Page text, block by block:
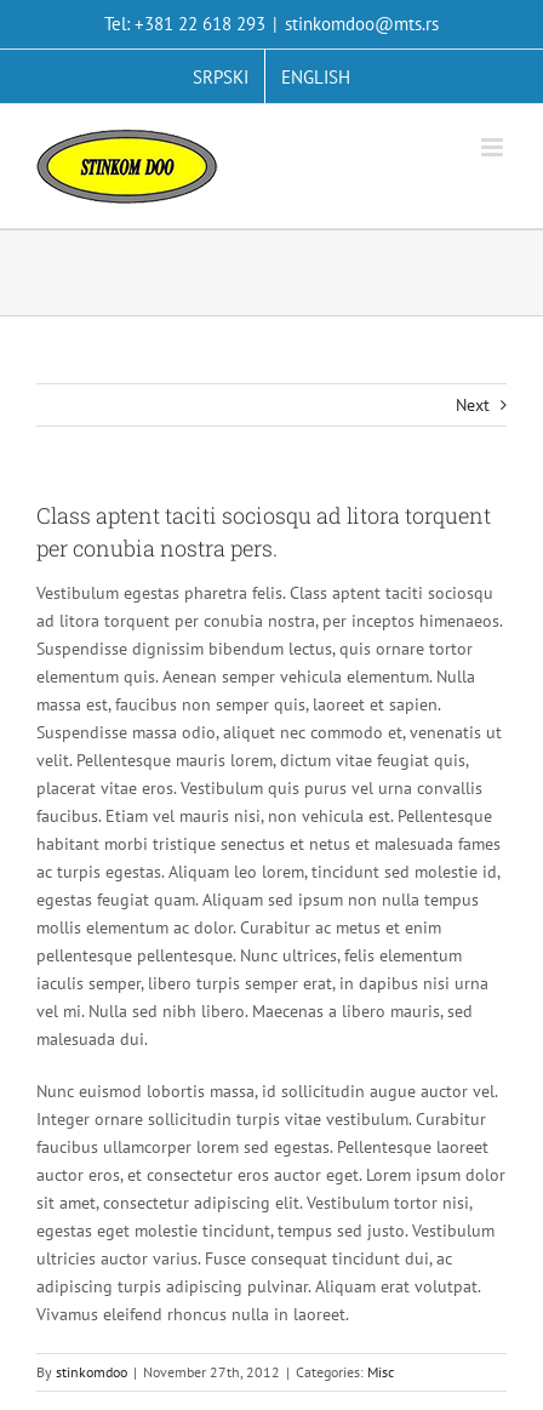
Tel: +381 22 618 293 | stinkomdoo@mts.rs
SRPSKI ENGLISH
Next
Class aptent taciti sociosqu ad litora torquent
per conubia nostra pers.
Vestibulum egestas pharetra felis. Class aptent taciti sociosqu
ad litora torquent per conubia nostra, per inceptos himenaeos.
Suspendisse dignissim bibendum lectus, quis ornare tortor
elementum quis. Aenean semper vehicula elementum. Nulla
massa est, faucibus non semper quis, laoreet et sapien.
Suspendisse massa odio, aliquet nec commodo et, venenatis ut
velit. Pellentesque mauris lorem, dictum vitae feugiat quis,
placerat vitae eros. Vestibulum quis purus vel urna convallis
faucibus. Etiam vel mauris nisi, non vehicula est. Pellentesque
habitant morbi tristique senectus et netus et malesuada fames
ac turpis egestas. Aliquam leo lorem, tincidunt sed molestie id,
egestas feugiat quam. Aliquam sed ipsum non nulla tempus
mollis elementum ac dolor. Curabitur ac metus et enim
pellentesque pellentesque. Nunc ultrices, felis elementum
iaculis semper, libero turpis semper erat, in dapibus nisi urna
vel mi. Nulla sed nibh libero. Maecenas a libero mauris, sed
malesuada dui.
Nunc euismod lobortis massa, id sollicitudin augue auctor vel.
Integer ornare sollicitudin turpis vitae vestibulum. Curabitur
faucibus ullamcorper lorem sed egestas. Pellentesque laoreet
auctor eros, et consectetur eros auctor eget. Lorem ipsum dolor
sit amet, consectetur adipiscing elit. Vestibulum tortor nisi,
egestas eget molestie tincidunt, tempus sed justo. Vestibulum
ultricies auctor varius. Fusce consequat tincidunt dui, ac
adipiscing turpis adipiscing pulvinar. Aliquam erat volutpat.
Vivamus eleifend rhoncus nulla in laoreet.
By stinkomdoo | November 27th, 2012 | Categories: Misc